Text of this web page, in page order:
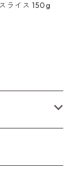
ライス 150g